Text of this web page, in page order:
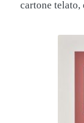
cartone telato,